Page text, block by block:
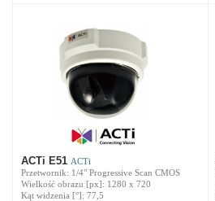
ACTi E51 ACTi
Przetwornik: 1/4" Progressive Scan CMOS
Wielkość obrazu [px]: 1280 x 720
Kąt widzenia [°]: 77,5